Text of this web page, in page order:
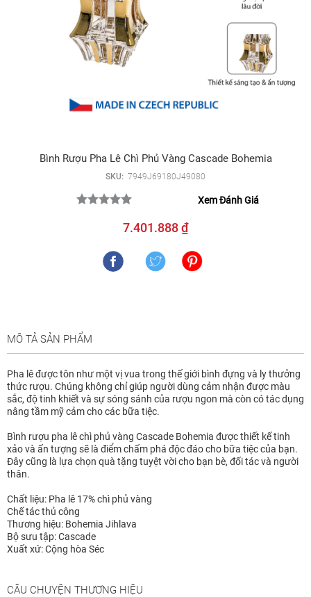
Bình Rượu Pha Lê Chì Phủ Vàng Cascade Bohemia
SKU: 7949J69180J49080
Xem Đánh Giá
7.401.888 ₫
MÔ TẢ SẢN PHẨM
Pha lê được tôn như một vị vua trong thế giới bình đựng và ly thưởng
thức rượu. Chúng không chỉ giúp người dùng cảm nhận được màu
sắc, độ tinh khiết và sự sóng sánh của rượu ngon mà còn có tác dụng
nâng tầm mỹ cảm cho các bữa tiệc.
Bình rượu pha lê chì phủ vàng Cascade Bohemia được thiết kế tinh
xảo và ấn tượng sẽ là điểm chấm phá độc đáo cho bữa tiệc của bạn.
Đây cũng là lựa chọn quà tặng tuyệt vời cho bạn bè, đối tác và người
thân.
Chất liệu: Pha lê 17% chì phủ vàng
Chế tác thủ công
Thương hiệu: Bohemia Jihlava
Bộ sưu tập: Cascade
Xuất xứ: Cộng hòa Séc
CÂU CHUYỆN THƯƠNG HIỆU